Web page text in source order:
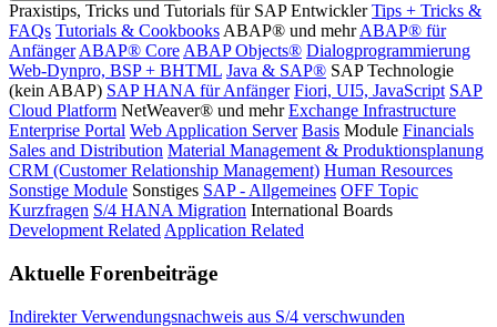
Praxistips, Tricks und Tutorials für SAP Entwickler Tips + Tricks &
FAQs Tutorials & Cookbooks ABAP® und mehr ABAP® für
Anfänger ABAP® Core ABAP Objects® Dialogprogrammierung
Web-Dynpro, BSP + BHTML Java & SAP® SAP Technologie
(kein ABAP) SAP HANA für Anfänger Fiori, UI5, JavaScript SAP
Cloud Platform NetWeaver® und mehr Exchange Infrastructure
Enterprise Portal Web Application Server Basis Module Financials
Sales and Distribution Material Management & Produktionsplanung
CRM (Customer Relationship Management) Human Resources
Sonstige Module Sonstiges SAP - Allgemeines OFF Topic
Kurzfragen S/4 HANA Migration International Boards
Development Related Application Related
Aktuelle Forenbeiträge
Indirekter Verwendungsnachweis aus S/4 verschwunden